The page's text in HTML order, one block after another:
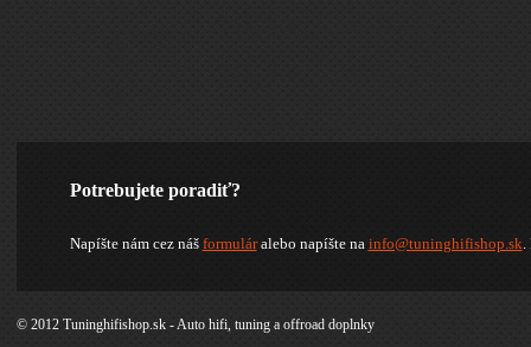
Potrebujete poradiť?
Napíšte nám cez náš formuláralebo napíšte na info@tuninghifishop.sk.
© 2012 Tuninghifishop.sk - Auto hifi, tuning a offroad doplnky